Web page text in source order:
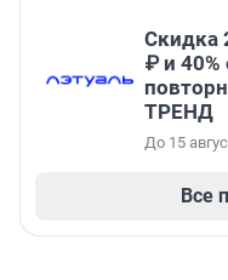
Скидка
₽ и
ТРЕНД
До 15
Все